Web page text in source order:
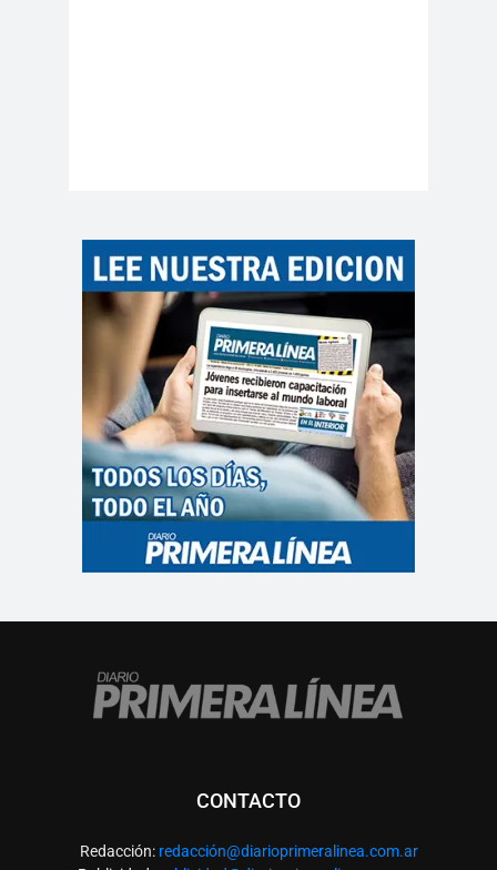
CONTACTO
Redacción: redacción@diarioprimeralinea.com.ar